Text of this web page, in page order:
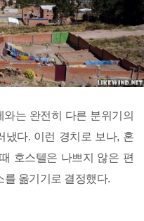
는 완전히 다른 분위기의
냈다. 이런 경치로 보나, 혼
호스텔은 나쁘지 않은 편
를 옮기기로 결정했다.